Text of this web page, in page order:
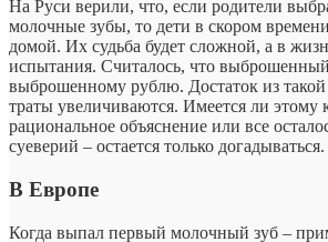
На Руси верили, что, если родители
молочные зубы, то дети в скором
домой. Их судьба будет сложной, а в
испытания. Считалось, что
выброшенному рублю. Достаток из такой
траты увеличиваются. Имеется ли этому
рациональное объяснение или все
суеверий – остается только догадываться.
В Европе
Когда выпал первый молочный зуб –